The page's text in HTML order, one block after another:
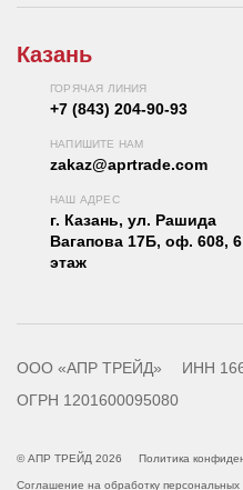
Казань
ГОРЯЧАЯ ЛИНИЯ
+7 (843) 204-90-93
НАПИШИТЕ НАМ
zakaz@aprtrade.com
НАШ АДРЕС
г. Казань, ул. Рашида
Вагапова 17Б, оф. 608, 6
этаж
ООО «АПР ТРЕЙД»
ИНН
ОГРН 1201600095080
© АПР ТРЕЙД 2026 Политика
Соглашение на обработку